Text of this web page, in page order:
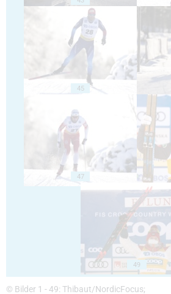
45
47
49
© Bilder 1 - 49: Thibaut/NordicFocus;